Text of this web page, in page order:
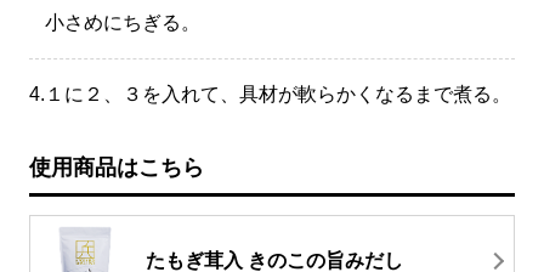
小さめにちぎる。
4. １に２、３を入れて、具材が軟らかくなるまで煮る。
使用商品はこちら
たもぎ茸入 きのこの旨みだし